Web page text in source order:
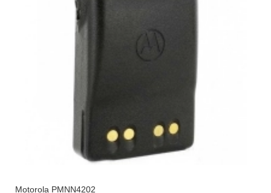
Motorola PMNN4202